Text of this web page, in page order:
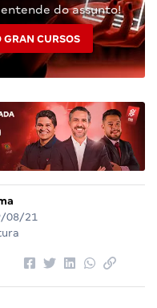
do assunto!
CURSOS
08/21